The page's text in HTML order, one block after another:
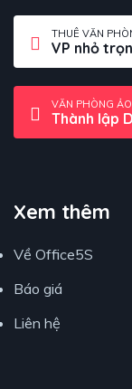
THUÊ VĂN
VP nhỏ
VĂN PHÒNG
Thành lập
Xem thêm
Về Office5S
Báo giá
Liên hệ